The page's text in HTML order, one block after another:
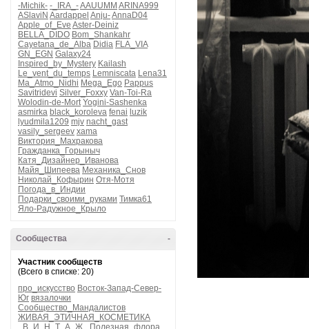
-Michik- -_IRA_-AAUUMM ARINA999
ASlaviN Aardappel Anju-AnnaD04
Apple_of_Eve Aster-Deiniz
BELLA_DIDO Bom_Shankahr
Cayetana_de_Alba Didia FLA_VIA
GN_EGN Galaxy24
Inspired_by_Mystery Kailash
Le_vent_du_temps Lemniscata Lena31
Ma_Atmo_Nidhi Mega_Ego Pappus
Savitridevi Silver_Foxxy Van-Toi-Ra
Wolodin-de-Mort Yogini-Sashenka
asmirka black_koroleva fenai luzik
lyudmila1209 mjv nacht_gast
vasily_sergeev xama
Виктория_Махракова
Гражданка_Горыныч
Катя_Дизайнер_Иванова
Майя_Шипеева Механика_Снов
Николай_Кофырин Отя-Мотя
Погода_в_Индии
Подарки_своими_руками Тимка61
Яло-Радужное_Крыло
-
Сообщества
Участник сообществ
(Всего в списке: 20)
про_искусство Восток-Запад-Север-
Юг вязалочки
Сообщество_Мандалистов
ЖИВАЯ_ЭТИЧНАЯ_КОСМЕТИКА
_В_И_Н_Т_А_Ж_
Полезная_флора